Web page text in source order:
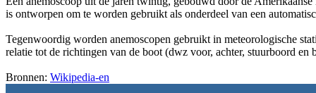
is ontworpen om te worden gebruikt als onderdeel van een
Tegenwoordig worden anemoscopen gebruikt in meteorologische
relatie tot de richtingen van de boot (dwz voor, achter, stuurboord
Bronnen: Wikipedia-en